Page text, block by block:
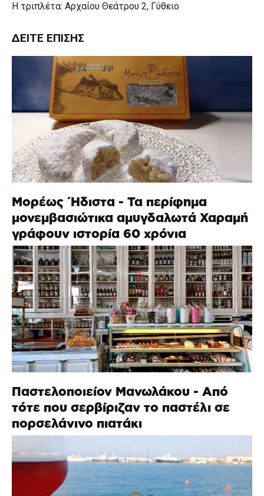
Η τριπλέτα: Αρχαίου Θεάτρου 2, Γύθειο
ΔΕΊΤΕ ΕΠΊΣΗΣ
Μορέως Ήδιστα - Τα περίφημα
μονεμβασιώτικα αμυγδαλωτά Χαραμή
γράφουν ιστορία 60 χρόνια
Παστελοποιείον Μανωλάκου - Από
τότε που σερβίριζαν το παστέλι σε
πορσελάνινο πιατάκι